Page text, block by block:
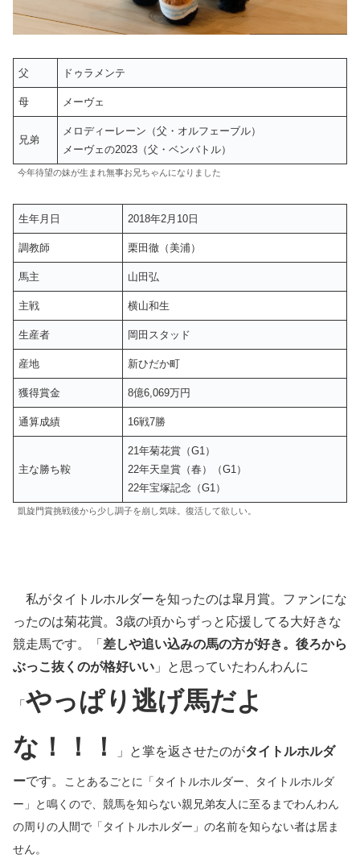
父 ドゥラメンテ
母 メーヴェ
兄弟
メロディーレーン（父・オルフェーブル）
メーヴェの2023（父・ベンバトル）
今年待望の妹が生まれ無事お兄ちゃんになりました
生年月日 2018年2月10日
調教師 栗田徹（美浦）
馬主 山田弘
主戦 横山和生
生産者 岡田スタッド
産地 新ひだか町
獲得賞金 8億6,069万円
通算成績 16戦7勝
主な勝ち鞍
21年菊花賞（G1）
22年天皇賞（春）（G1）
22年宝塚記念（G1）
凱旋門賞挑戦後から少し調子を崩し気味。復活して欲しい。
私がタイトルホルダーを知ったのは皐月賞。ファンにな
ったのは菊花賞。3歳の頃からずっと応援してる大好きな
競走馬です。「 差しや追い込みの馬の方が好き。後ろから
ぶっこ抜くのが格好いい 」と思っていたわんわんに
「 やっぱり逃げ馬だよ
な！！！
」と掌を返させたのがタイトルホルダ
ーです。 ことあるごとに「タイトルホルダー、タイトルホルダ
ー」と鳴くので、競馬を知らない親兄弟友人に至るまでわんわん
の周りの人間で「タイトルホルダー」の名前を知らない者は居ま
せん。